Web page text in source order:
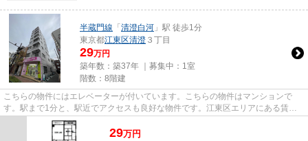
半蔵門線 「 清澄白河 」駅 徒歩1分
東京都江東区清澄 ３丁目
29万円
築年数：築37年 ｜募集中： 1室
階数：8階建
こちらの物件にはエレベーターが付いています。こちらの物件はマンションで
す。駅まで1分と、駅近でアクセスも良好な物件です。江東区エリアにある賃貸
情報のことなら、地域に密着した...
29万円